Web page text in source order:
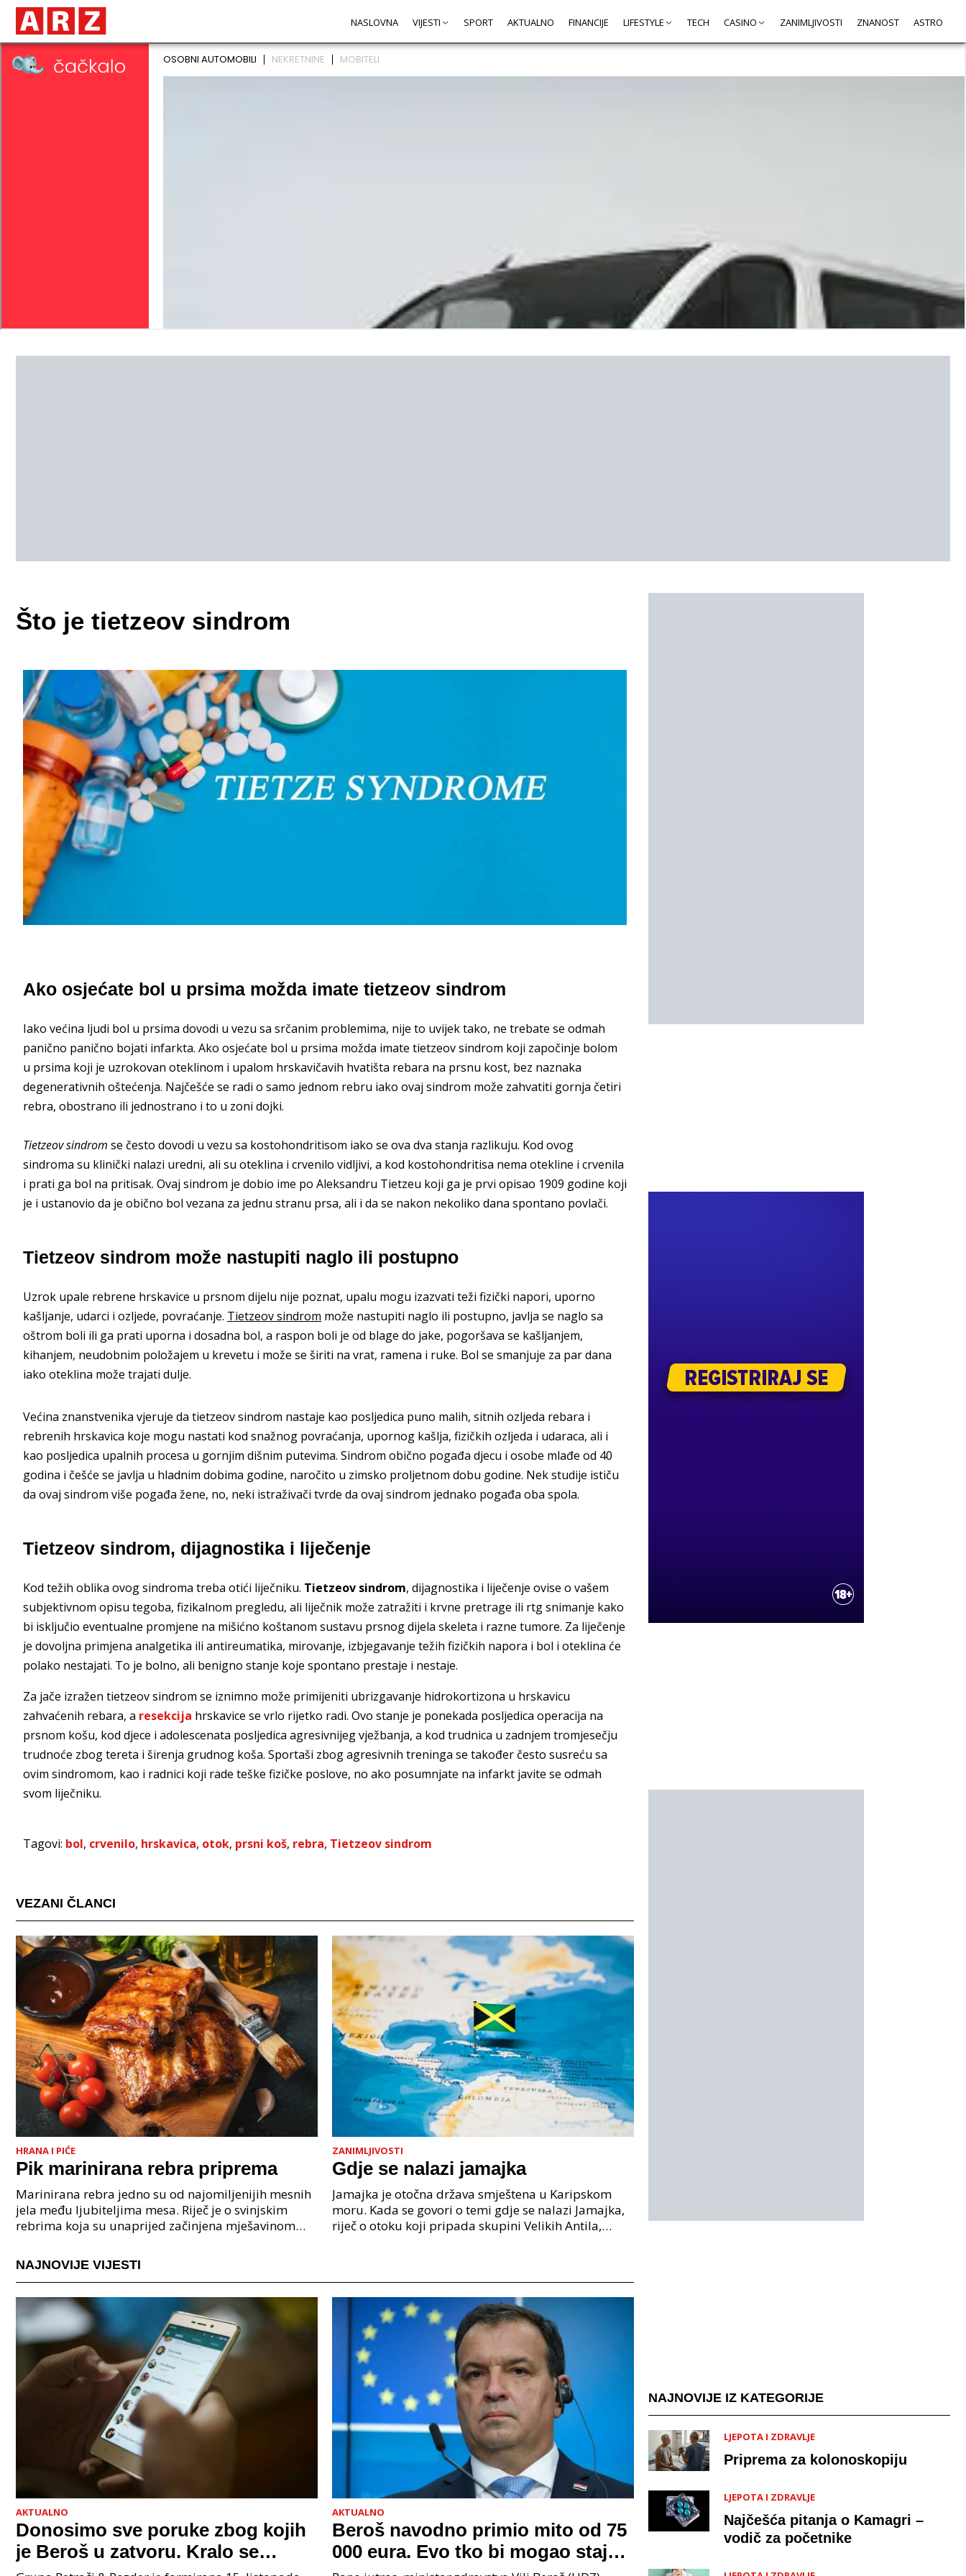
NASLOVNA VIJESTI SPORT AKTUALNO FINANCIJE LIFESTYLE TECH CASINO ZANIMLJIVOSTI ZNANOST ASTRO
Što je tietzeov sindrom
Ako osjećate bol u prsima možda imate tietzeov sindrom
Iako većina ljudi bol u prsima dovodi u vezu sa srčanim problemima, nije to uvijek tako, ne trebate se odmah
panično panično bojati infarkta. Ako osjećate bol u prsima možda imate tietzeov sindrom koji započinje bolom
u prsima koji je uzrokovan oteklinom i upalom hrskavičavih hvatišta rebara na prsnu kost, bez naznaka
degenerativnih oštećenja. Najčešće se radi o samo jednom rebru iako ovaj sindrom može zahvatiti gornja četiri
rebra, obostrano ili jednostrano i to u zoni dojki.
Tietzeov sindrom se često dovodi u vezu sa kostohondritisom iako se ova dva stanja razlikuju. Kod ovog
sindroma su klinički nalazi uredni, ali su oteklina i crvenilo vidljivi, a kod kostohondritisa nema otekline i crvenila
i prati ga bol na pritisak. Ovaj sindrom je dobio ime po Aleksandru Tietzeu koji ga je prvi opisao 1909 godine koji
je i ustanovio da je obično bol vezana za jednu stranu prsa, ali i da se nakon nekoliko dana spontano povlači.
Tietzeov sindrom može nastupiti naglo ili postupno
Uzrok upale rebrene hrskavice u prsnom dijelu nije poznat, upalu mogu izazvati teži fizički napori, uporno
kašljanje, udarci i ozljede, povraćanje. Tietzeov sindrom može nastupiti naglo ili postupno, javlja se naglo sa
oštrom boli ili ga prati uporna i dosadna bol, a raspon boli je od blage do jake, pogoršava se kašljanjem,
kihanjem, neudobnim položajem u krevetu i može se širiti na vrat, ramena i ruke. Bol se smanjuje za par dana
iako oteklina može trajati dulje.
Većina znanstvenika vjeruje da tietzeov sindrom nastaje kao posljedica puno malih, sitnih ozljeda rebara i
rebrenih hrskavica koje mogu nastati kod snažnog povraćanja, upornog kašlja, fizičkih ozljeda i udaraca, ali i
kao posljedica upalnih procesa u gornjim dišnim putevima. Sindrom obično pogađa djecu i osobe mlađe od 40
godina i češće se javlja u hladnim dobima godine, naročito u zimsko proljetnom dobu godine. Nek studije ističu
da ovaj sindrom više pogađa žene, no, neki istraživači tvrde da ovaj sindrom jednako pogađa oba spola.
Tietzeov sindrom, dijagnostika i liječenje
Kod težih oblika ovog sindroma treba otići liječniku. Tietzeov sindrom, dijagnostika i liječenje ovise o vašem
subjektivnom opisu tegoba, fizikalnom pregledu, ali liječnik može zatražiti i krvne pretrage ili rtg snimanje kako
bi isključio eventualne promjene na mišićno koštanom sustavu prsnog dijela skeleta i razne tumore. Za liječenje
je dovoljna primjena analgetika ili antireumatika, mirovanje, izbjegavanje težih fizičkih napora i bol i oteklina će
polako nestajati. To je bolno, ali benigno stanje koje spontano prestaje i nestaje.
Za jače izražen tietzeov sindrom se iznimno može primijeniti ubrizgavanje hidrokortizona u hrskavicu
zahvaćenih rebara, a resekcija hrskavice se vrlo rijetko radi. Ovo stanje je ponekada posljedica operacija na
prsnom košu, kod djece i adolescenata posljedica agresivnijeg vježbanja, a kod trudnica u zadnjem tromjesečju
trudnoće zbog tereta i širenja grudnog koša. Sportaši zbog agresivnih treninga se također često susreću sa
ovim sindromom, kao i radnici koji rade teške fizičke poslove, no ako posumnjate na infarkt javite se odmah
svom liječniku.
Tagovi: bol, crvenilo, hrskavica, otok, prsni koš, rebra, Tietzeov sindrom
VEZANI ČLANCI
HRANA I PIĆE
Pik marinirana rebra priprema
Marinirana rebra jedno su od najomiljenijih mesnih
jela među ljubiteljima mesa. Riječ je o svinjskim
rebrima koja su unaprijed začinjena mješavinom
ZANIMLJIVOSTI
Gdje se nalazi jamajka
Jamajka je otočna država smještena u Karipskom
moru. Kada se govori o temi gdje se nalazi Jamajka,
riječ o otoku koji pripada skupini Velikih Antila,
NAJNOVIJE VIJESTI
AKTUALNO
Donosimo sve poruke zbog kojih
je Beroš u zatvoru. Kralo se
AKTUALNO
Beroš navodno primio mito od 75
000 eura. Evo tko bi mogao stajati
NAJNOVIJE IZ KATEGORIJE
LJEPOTA I ZDRAVLJE
Priprema za kolonoskopiju
LJEPOTA I ZDRAVLJE
Najčešća pitanja o Kamagri –
vodič za početnike